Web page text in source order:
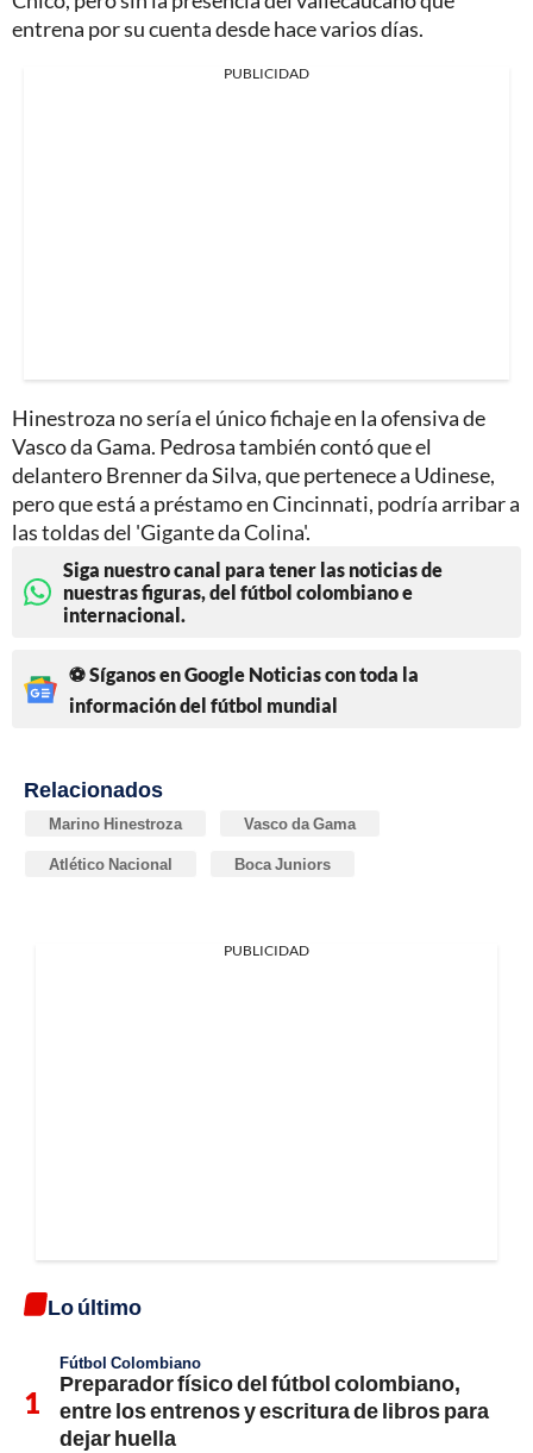
entrena por su cuenta desde hace varios días.
PUBLICIDAD
Hinestroza no sería el único fichaje en la ofensiva de
Vasco da Gama. Pedrosa también contó que el
delantero Brenner da Silva, que pertenece a Udinese,
pero que está a préstamo en Cincinnati, podría arribar a
las toldas del 'Gigante da Colina'.
Siga nuestro canal para tener las noticias de
nuestras figuras, del fútbol colombiano e
internacional.
⚽ Síganos en Google Noticias con toda la
información del fútbol mundial
Relacionados
Marino Hinestroza Vasco da Gama
Atlético Nacional Boca Juniors
PUBLICIDAD
Lo último
Fútbol Colombiano
Preparador físico del fútbol colombiano,
entre los entrenos y escritura de libros para
dejar huella